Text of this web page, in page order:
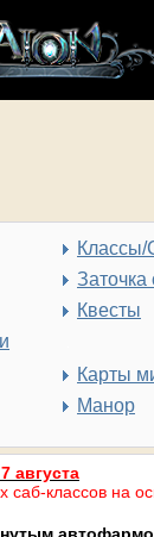
Заточка
Квесты
Карты
Манор
августа
классов на